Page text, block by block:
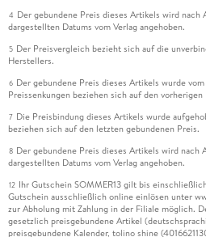
4 Der gebundene Preis dieses Artikels wird nach
dargestellten Datums vom Verlag angehoben.
5 Der Preisvergleich bezieht sich auf die
Herstellers.
6 Der gebundene Preis dieses Artikels wurde
Preissenkungen beziehen sich auf den vorherigen
7 Die Preisbindung dieses Artikels wurde
beziehen sich auf den letzten gebundenen Preis.
8 Der gebundene Preis dieses Artikels wird nach
dargestellten Datums vom Verlag angehoben.
12 Ihr Gutschein SOMMER13 gilt bis
Gutschein ausschließlich online einlösen unter
zur Abholung mit Zahlung in der Filiale möglich.
gesetzlich preisgebundene Artikel
preisgebundene Kalender, tolino shine